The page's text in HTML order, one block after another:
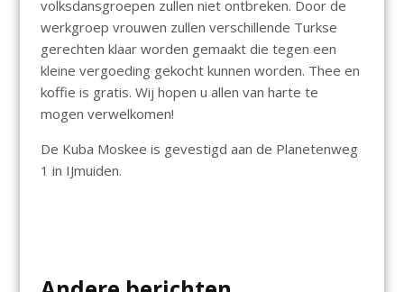
volksdansgroepen zullen niet ontbreken. Door de
werkgroep vrouwen zullen verschillende Turkse
gerechten klaar worden gemaakt die tegen een
kleine vergoeding gekocht kunnen worden. Thee en
koffie is gratis. Wij hopen u allen van harte te
mogen verwelkomen!
De Kuba Moskee is gevestigd aan de Planetenweg
1 in IJmuiden.